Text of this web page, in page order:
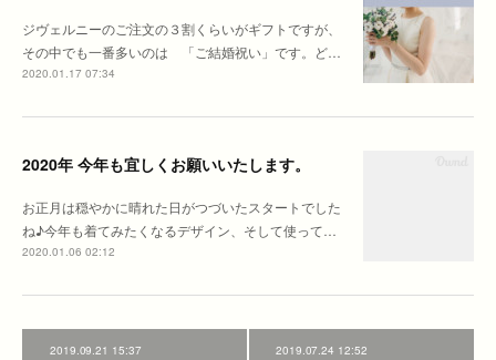
ジヴェルニーのご注文の３割くらいがギフトですが、
その中でも一番多いのは 「ご結婚祝い」です。ど…
2020.01.17 07:34
2020年 今年も宜しくお願いいたします。
お正月は穏やかに晴れた日がつづいたスタートでした
ね♪今年も着てみたくなるデザイン、そして使って…
2020.01.06 02:12
2019.09.21 15:37 2019.07.24 12:52